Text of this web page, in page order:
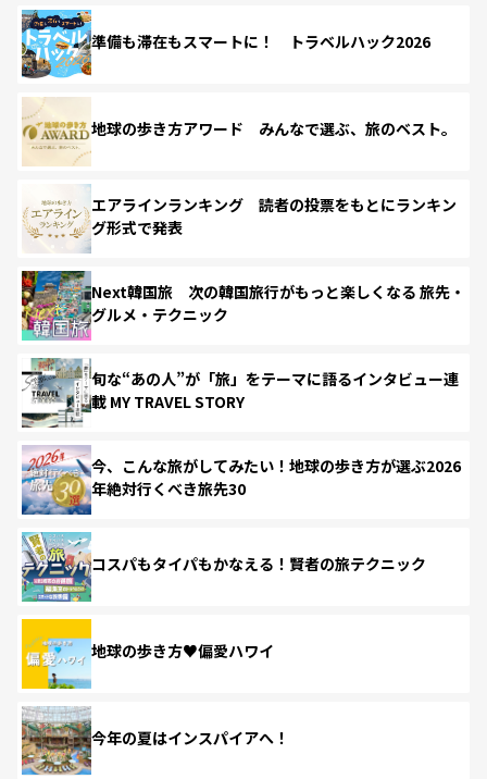
準備も滞在もスマートに！ トラベルハック2026
地球の歩き方アワード みんなで選ぶ、旅のベスト。
エアラインランキング 読者の投票をもとにランキン
グ形式で発表
Next韓国旅 次の韓国旅行がもっと楽しくなる 旅先・
グルメ・テクニック
旬な“あの人”が「旅」をテーマに語るインタビュー連
載 MY TRAVEL STORY
今、こんな旅がしてみたい！地球の歩き方が選ぶ2026
年絶対行くべき旅先30
コスパもタイパもかなえる！賢者の旅テクニック
地球の歩き方♥偏愛ハワイ
今年の夏はインスパイアへ！